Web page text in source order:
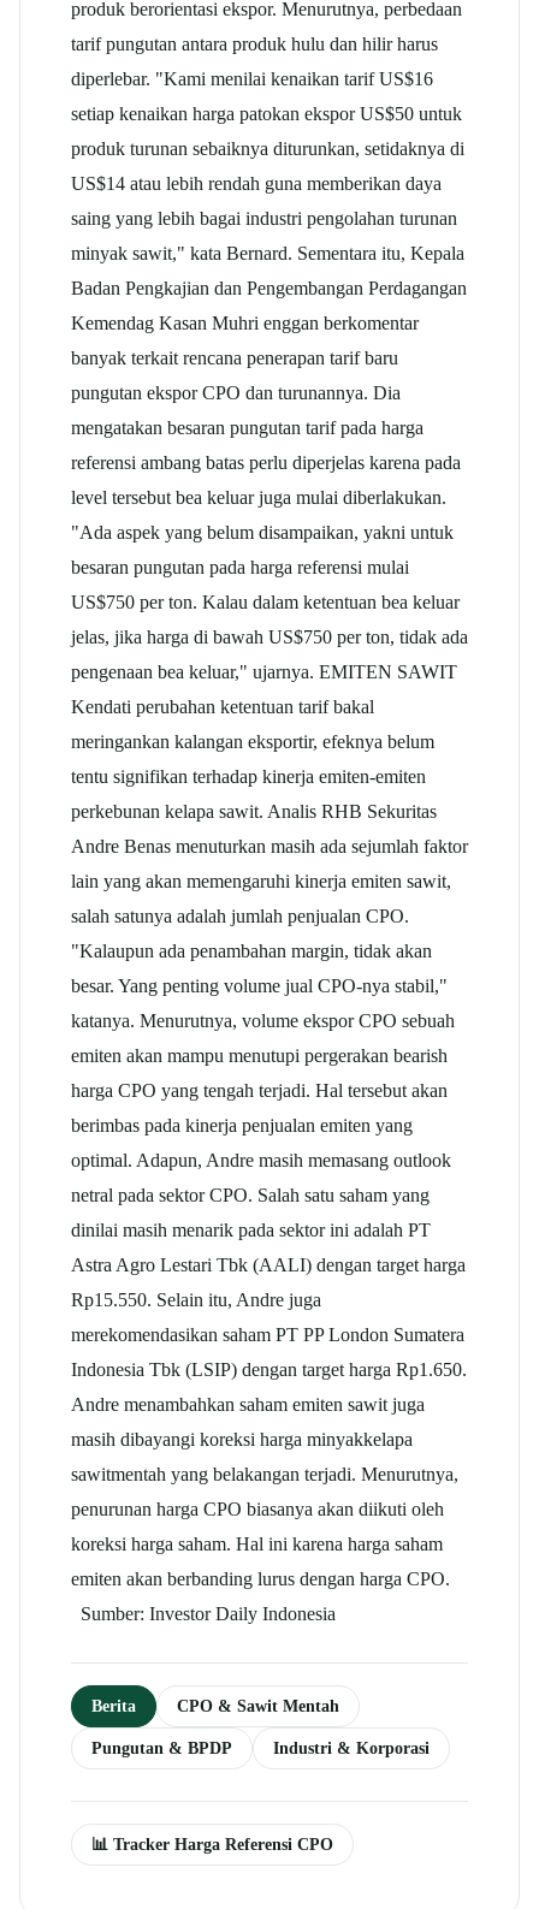
produk berorientasi ekspor. Menurutnya, perbedaan
tarif pungutan antara produk hulu dan hilir harus
diperlebar. "Kami menilai kenaikan tarif US$16
setiap kenaikan harga patokan ekspor US$50 untuk
produk turunan sebaiknya diturunkan, setidaknya di
US$14 atau lebih rendah guna memberikan daya
saing yang lebih bagai industri pengolahan turunan
minyak sawit," kata Bernard. Sementara itu, Kepala
Badan Pengkajian dan Pengembangan Perdagangan
Kemendag Kasan Muhri enggan berkomentar
banyak terkait rencana penerapan tarif baru
pungutan ekspor CPO dan turunannya. Dia
mengatakan besaran pungutan tarif pada harga
referensi ambang batas perlu diperjelas karena pada
level tersebut bea keluar juga mulai diberlakukan.
"Ada aspek yang belum disampaikan, yakni untuk
besaran pungutan pada harga referensi mulai
US$750 per ton. Kalau dalam ketentuan bea keluar
jelas, jika harga di bawah US$750 per ton, tidak ada
pengenaan bea keluar," ujarnya. EMITEN SAWIT
Kendati perubahan ketentuan tarif bakal
meringankan kalangan eksportir, efeknya belum
tentu signifikan terhadap kinerja emiten-emiten
perkebunan kelapa sawit. Analis RHB Sekuritas
Andre Benas menuturkan masih ada sejumlah faktor
lain yang akan memengaruhi kinerja emiten sawit,
salah satunya adalah jumlah penjualan CPO.
"Kalaupun ada penambahan margin, tidak akan
besar. Yang penting volume jual CPO-nya stabil,"
katanya. Menurutnya, volume ekspor CPO sebuah
emiten akan mampu menutupi pergerakan bearish
harga CPO yang tengah terjadi. Hal tersebut akan
berimbas pada kinerja penjualan emiten yang
optimal. Adapun, Andre masih memasang outlook
netral pada sektor CPO. Salah satu saham yang
dinilai masih menarik pada sektor ini adalah PT
Astra Agro Lestari Tbk (AALI) dengan target harga
Rp15.550. Selain itu, Andre juga
merekomendasikan saham PT PP London Sumatera
Indonesia Tbk (LSIP) dengan target harga Rp1.650.
Andre menambahkan saham emiten sawit juga
masih dibayangi koreksi harga minyakkelapa
sawitmentah yang belakangan terjadi. Menurutnya,
penurunan harga CPO biasanya akan diikuti oleh
koreksi harga saham. Hal ini karena harga saham
emiten akan berbanding lurus dengan harga CPO.
Sumber: Investor Daily Indonesia
Berita CPO & Sawit Mentah
Pungutan & BPDP Industri & Korporasi
📊 Tracker Harga Referensi CPO